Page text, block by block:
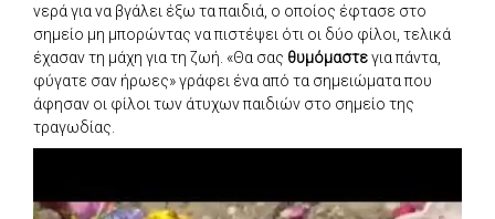
νερά για να βγάλει έξω τα παιδιά, ο οποίος έφτασε στο
σημείο μη μπορώντας να πιστέψει ότι οι δύο φίλοι, τελικά
έχασαν τη μάχη για τη ζωή. «Θα σας θυμόμαστεγια πάντα,
φύγατε σαν ήρωες» γράφει ένα από τα σημειώματα που
άφησαν οι φίλοι των άτυχων παιδιών στο σημείο της
τραγωδίας.